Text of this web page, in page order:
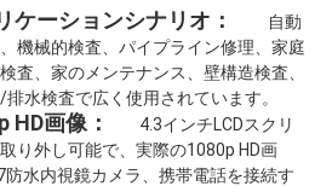
ケーションシナリオ：
自動
機械的検査、パイプライン修理、家庭
査、家のメンテナンス、壁構造検査、
排水検査で広く使用されています。
HD画像：
4.3インチLCDスクリ
り外し可能で、実際の1080p HD画
防水内視鏡カメラ、携帯電話を接続す